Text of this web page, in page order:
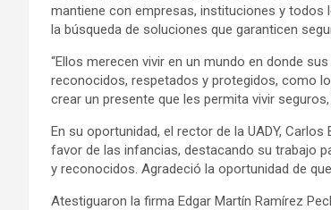
mantiene con empresas, instituciones y
la búsqueda de soluciones que garanticen
“Ellos merecen vivir en un mundo en donde
reconocidos, respetados y protegidos, como
crear un presente que les permita vivir
En su oportunidad, el rector de la UADY,
favor de las infancias, destacando su trabajo
y reconocidos. Agradeció la oportunidad de
Atestiguaron la firma Edgar Martín Ramírez